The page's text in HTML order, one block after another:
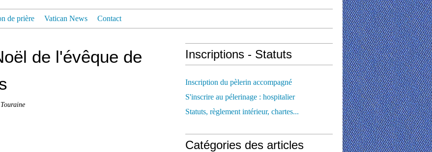
de prière Vatican News Contact
de l'évêque de
Inscriptions - Statuts
Inscription du pèlerin accompagné
S'inscrire au pélerinage : hospitalier
Statuts, règlement intérieur, chartes...
Catégories des articles